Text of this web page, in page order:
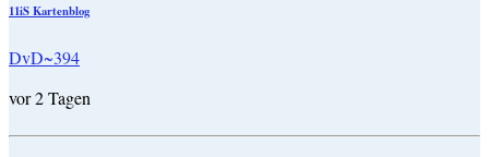
11iS Kartenblog
DvD~394
vor 2 Tagen